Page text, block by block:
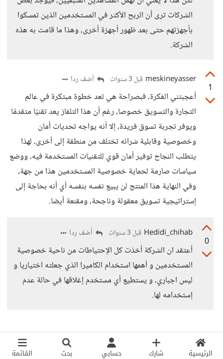
الرئيسية شارك حسابي بحث القائمة
الشركات ترى أن الربح الأكثر في المستخدمين الذين تمسكوا
بأجهزتهم حتى بعد ظهور أجهزة أخرى، وهذا ما قامت به هذه
الشركة.
1
meskineyasser قبل 3 سنوات أضف ردا
أعجبتني الفكرة، فبصراحة هي تعد خطوة مبتكرة في عالم
التجارة والتسويق خصوصا، رغم أن هذا التلفاز يعد تقنيًا متقدمًا
ويوفر تجربة تسوق فريدة، إلا أنه يواجه تحديات أمان
وخصوصية وقابلية شرائه تختلف من منطقة إلى أخرى، لهذا
يتطلب النجاح توفير أمان قوي للتقنيات المستخدمة فيه، ووضع
سياسات صارمة لحماية خصوصية المستخدمين هذا من جهة،
وفي النهاية هذا المنتج لن يبيع نفسه بنفسه أي أنه بحاجة إلى
إستراتيجية تسويق معقولة وناجحة، ومقنعة أيضا.
0
Hedidi_chihab قبل 3 سنوات أضف ردا
أعتقد ان الشركة أخذت كل الإحتياطات من ناحية خصوصية
المستخدمين و أهمها استخدام الكاميرا الذي جعلته اختياريا و
ليس اجباري، و يستطيع أي مستخدم إغلاقها في حالة عدم
إستخدامه لها.